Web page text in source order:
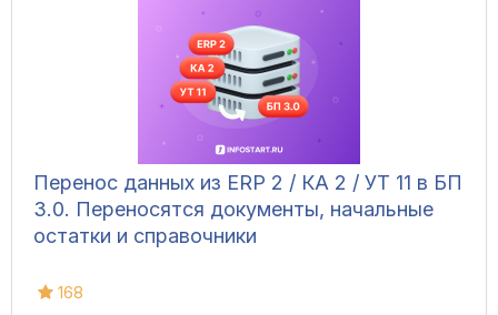
Перенос данных из ERP 2 / КА 2 / УТ 11 в БП
3.0. Переносятся документы, начальные
остатки и справочники
168